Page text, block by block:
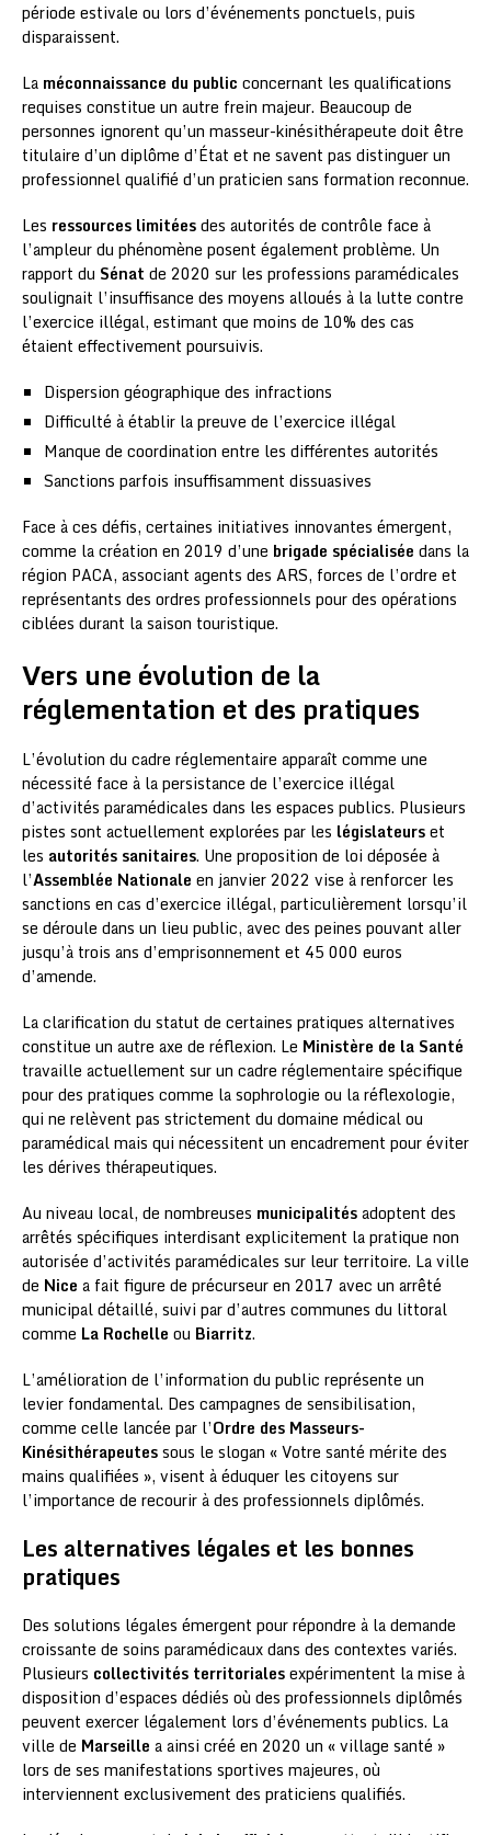
période estivale ou lors d’événements ponctuels, puis
disparaissent.
La méconnaissance du public concernant les qualifications
requises constitue un autre frein majeur. Beaucoup de
personnes ignorent qu’un masseur-kinésithérapeute doit être
titulaire d’un diplôme d’État et ne savent pas distinguer un
professionnel qualifié d’un praticien sans formation reconnue.
Les ressources limitéesdes autorités de contrôle face à
l’ampleur du phénomène posent également problème. Un
rapport du Sénat de 2020 sur les professions paramédicales
soulignait l’insuffisance des moyens alloués à la lutte contre
l’exercice illégal, estimant que moins de 10% des cas
étaient effectivement poursuivis.
Dispersion géographique des infractions
Difficulté à établir la preuve de l’exercice illégal
Manque de coordination entre les différentes autorités
Sanctions parfois insuffisamment dissuasives
Face à ces défis, certaines initiatives innovantes émergent,
comme la création en 2019 d’une brigade spécialisée dans la
région PACA, associant agents des ARS, forces de l’ordre et
représentants des ordres professionnels pour des opérations
ciblées durant la saison touristique.
Vers une évolution de la
réglementation et des pratiques
L’évolution du cadre réglementaire apparaît comme une
nécessité face à la persistance de l’exercice illégal
d’activités paramédicales dans les espaces publics. Plusieurs
pistes sont actuellement explorées par les législateurset
les autorités sanitaires. Une proposition de loi déposée à
l’Assemblée Nationale en janvier 2022 vise à renforcer les
sanctions en cas d’exercice illégal, particulièrement lorsqu’il
se déroule dans un lieu public, avec des peines pouvant aller
jusqu’à trois ans d’emprisonnement et 45 000 euros
d’amende.
La clarification du statut de certaines pratiques alternatives
constitue un autre axe de réflexion. Le Ministère de la Santé
travaille actuellement sur un cadre réglementaire spécifique
pour des pratiques comme la sophrologie ou la réflexologie,
qui ne relèvent pas strictement du domaine médical ou
paramédical mais qui nécessitent un encadrement pour éviter
les dérives thérapeutiques.
Au niveau local, de nombreuses municipalitésadoptent des
arrêtés spécifiques interdisant explicitement la pratique non
autorisée d’activités paramédicales sur leur territoire. La ville
de Nice a fait figure de précurseur en 2017 avec un arrêté
municipal détaillé, suivi par d’autres communes du littoral
comme La Rochelle ou Biarritz.
L’amélioration de l’information du public représente un
levier fondamental. Des campagnes de sensibilisation,
comme celle lancée par l’Ordre des Masseurs-
Kinésithérapeutessous le slogan « Votre santé mérite des
mains qualifiées », visent à éduquer les citoyens sur
l’importance de recourir à des professionnels diplômés.
Les alternatives légales et les bonnes
pratiques
Des solutions légales émergent pour répondre à la demande
croissante de soins paramédicaux dans des contextes variés.
Plusieurs collectivités territorialesexpérimentent la mise à
disposition d’espaces dédiés où des professionnels diplômés
peuvent exercer légalement lors d’événements publics. La
ville de Marseille a ainsi créé en 2020 un « village santé »
lors de ses manifestations sportives majeures, où
interviennent exclusivement des praticiens qualifiés.